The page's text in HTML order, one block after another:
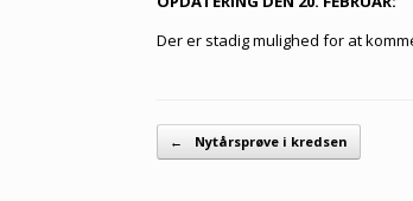
Der er stadig mulighed for at
Artikel navigation
← Nytårsprøve i kredsen